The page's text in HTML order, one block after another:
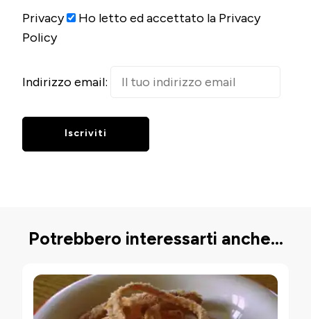
Privacy
Ho letto ed accettato la Privacy
Policy
Indirizzo email:
Potrebbero interessarti anche...